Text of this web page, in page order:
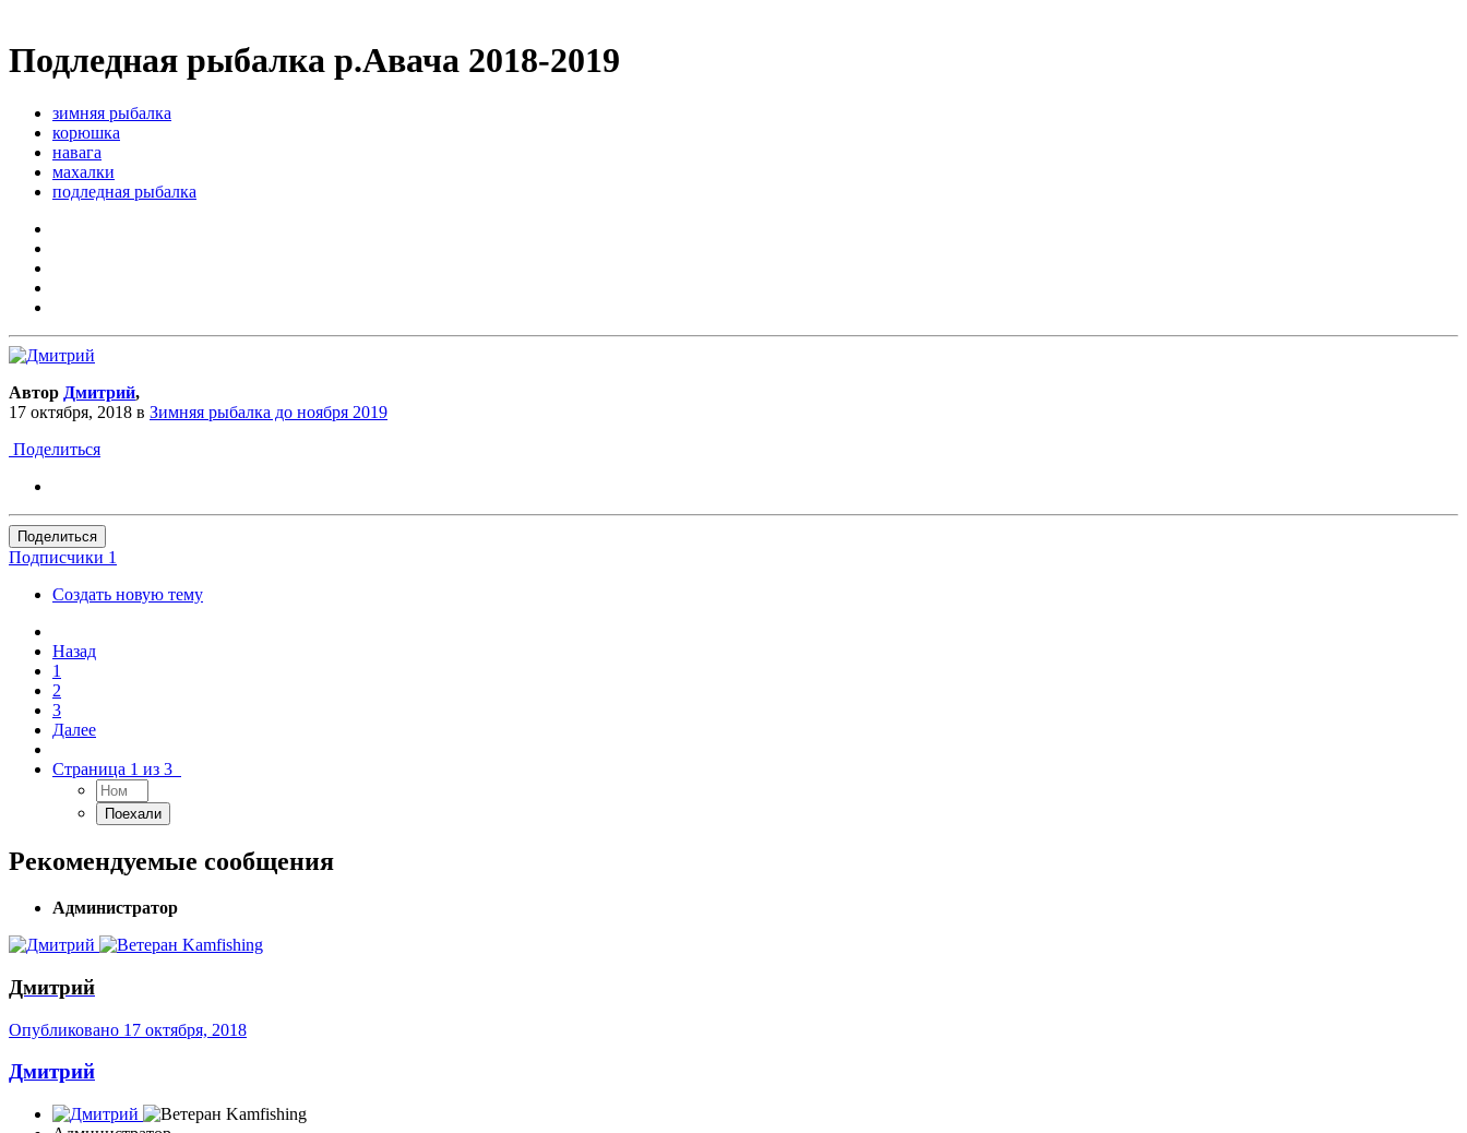
Подледная рыбалка р.Авача 2018-2019
зимняя рыбалка
корюшка
навага
махалки
подледная рыбалка
Автор Дмитрий,
17 октября, 2018 в Зимняя рыбалка до ноября 2019
Поделиться
Поделиться
Подписчики 1
Создать новую тему
Назад
1
2
3
Далее
Страница 1 из 3
Рекомендуемые сообщения
Администратор
Дмитрий
Опубликовано 17 октября, 2018
Дмитрий